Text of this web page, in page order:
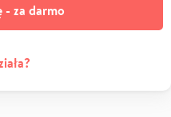
- za darmo